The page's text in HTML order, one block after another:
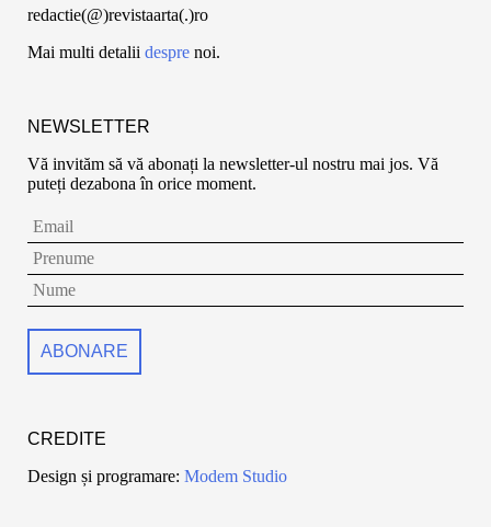
redactie(@)revistaarta(.)ro
Mai multi detalii despre noi.
NEWSLETTER
Vă invităm să vă abonați la newsletter-ul nostru mai jos. Vă
puteți dezabona în orice moment.
CREDITE
Design și programare: Modem Studio